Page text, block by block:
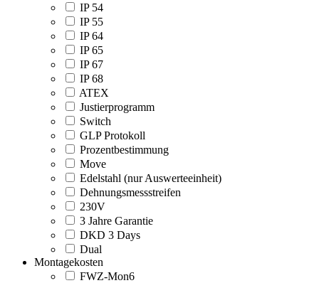
IP 54
IP 55
IP 64
IP 65
IP 67
IP 68
ATEX
Justierprogramm
Switch
GLP Protokoll
Prozentbestimmung
Move
Edelstahl (nur Auswerteeinheit)
Dehnungsmessstreifen
230V
3 Jahre Garantie
DKD 3 Days
Dual
Montagekosten
FWZ-Mon6